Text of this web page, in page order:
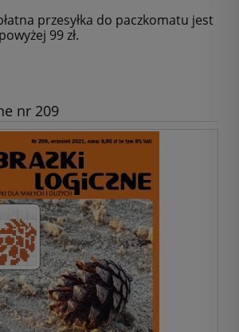
przesyłka do paczkomatu jest
99 zł.
nr 209